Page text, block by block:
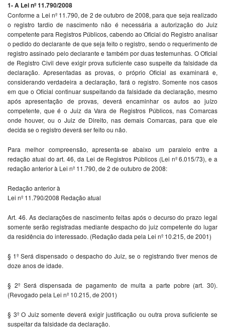
1- A Lei nº 11.790/2008
Conforme a Lei nº 11.790, de 2 de outubro de 2008, para que seja realizado
o registro tardio de nascimento não é necessária a autorização do Juiz
competente para Registros Públicos, cabendo ao Oficial do Registro analisar
o pedido do declarante de que seja feito o registro, sendo o requerimento de
registro assinado pelo declarante e também por duas testemunhas. O Oficial
de Registro Civil deve exigir prova suficiente caso suspeite da falsidade da
declaração. Apresentadas as provas, o próprio Oficial as examinará e,
considerando verdadeira a declaração, fará o registro. Somente nos casos
em que o Oficial continuar suspeitando da falsidade da declaração, mesmo
após apresentação de provas, deverá encaminhar os autos ao juízo
competente, que é o Juiz da Vara de Registros Públicos, nas Comarcas
onde houver, ou o Juiz de Direito, nas demais Comarcas, para que ele
decida se o registro deverá ser feito ou não.
Para melhor compreensão, apresenta-se abaixo um paralelo entre a
redação atual do art. 46, da Lei de Registros Públicos (Lei nº 6.015/73), e a
redação anterior à Lei nº 11.790, de 2 de outubro de 2008:
Redação anterior à
Lei nº 11.790/2008 Redação atual
Art. 46. As declarações de nascimento feitas após o decurso do prazo legal
somente serão registradas mediante despacho do juiz competente do lugar
da residência do interessado. (Redação dada pela Lei nº 10.215, de 2001)
§ 1º Será dispensado o despacho do Juiz, se o registrando tiver menos de
doze anos de idade.
§ 2º Será dispensada de pagamento de multa a parte pobre (art. 30).
(Revogado pela Lei nº 10.215, de 2001)
§ 3º O Juiz somente deverá exigir justificação ou outra prova suficiente se
suspeitar da falsidade da declaração.